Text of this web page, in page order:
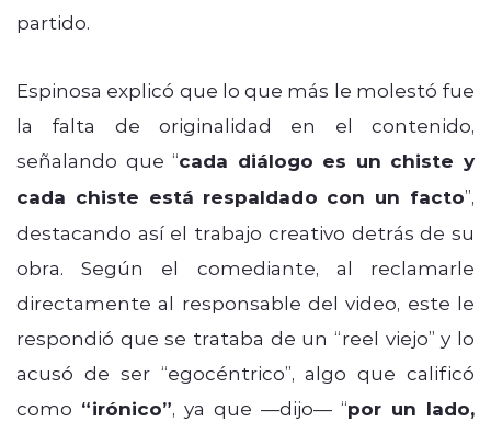
partido.
Espinosa explicó que lo que más le molestó fue
la falta de originalidad en el contenido,
señalando que “cada diálogo es un chiste y
cada chiste está respaldado con un facto”,
destacando así el trabajo creativo detrás de su
obra. Según el comediante, al reclamarle
directamente al responsable del video, este le
respondió que se trataba de un “reel viejo” y lo
acusó de ser “egocéntrico”, algo que calificó
como “irónico”, ya que —dijo— “por un lado,